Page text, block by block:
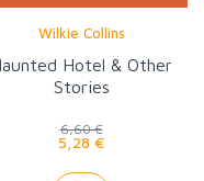
Wilkie Collins
Hotel & Other
Stories
6,60 €
5,28 €